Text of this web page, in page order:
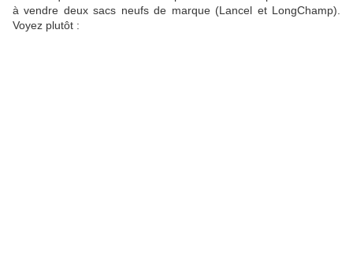
à vendre deux sacs neufs de marque (Lancel et LongChamp).
Voyez plutôt :